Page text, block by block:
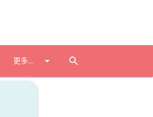
更多... arrow_drop_down search